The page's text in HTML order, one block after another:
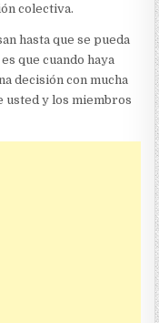
colectiva.
hasta que se pueda
que cuando haya
decisión con mucha
usted y los miembros